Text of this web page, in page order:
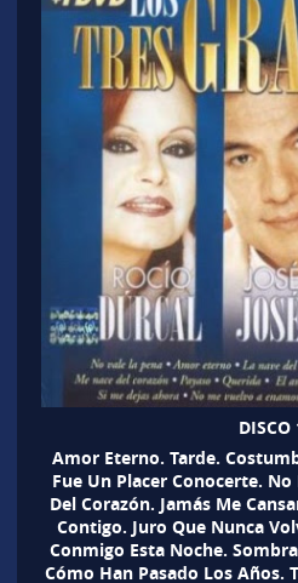
DISCO
Amor Eterno. Tarde.
Fue Un Placer Conocerte.
Del Corazón. Jamás Me
Contigo. Juro Que Nunca
Conmigo Esta Noche.
Cómo Han Pasado Los Años.